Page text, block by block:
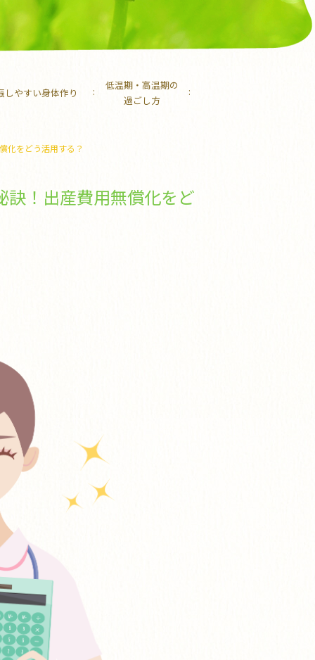
しやすい身体作り
低温期・高温期の
過ごし方
化をどう活用する？
！出産費用無償化をど